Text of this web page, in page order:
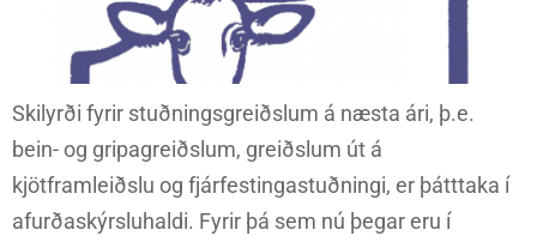
Skilyrði fyrir stuðningsgreiðslum á næsta ári, þ.e.
bein- og gripagreiðslum, greiðslum út á
kjötframleiðslu og fjárfestingastuðningi, er þátttaka í
afurðaskýrsluhaldi. Fyrir þá sem nú þegar eru í